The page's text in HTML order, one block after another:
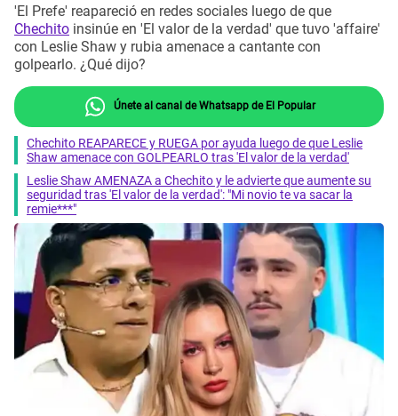
'El Prefe' reapareció en redes sociales luego de que
Chechito insinúe en 'El valor de la verdad' que tuvo 'affaire'
con Leslie Shaw y rubia amenace a cantante con
golpearlo. ¿Qué dijo?
Únete al canal de Whatsapp de El Popular
Chechito REAPARECE y RUEGA por ayuda luego de que Leslie
Shaw amenace con GOLPEARLO tras 'El valor de la verdad'
Leslie Shaw AMENAZA a Chechito y le advierte que aumente su
seguridad tras 'El valor de la verdad': "Mi novio te va sacar la
remie***"